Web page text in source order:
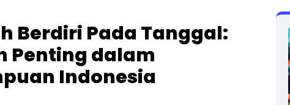
Berdiri Pada Tanggal:
Penting dalam
Indonesia